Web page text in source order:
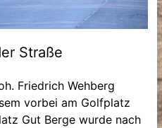
Straße
Friedrich Wehberg
vorbei am Golfplatz
Gut Berge wurde nach